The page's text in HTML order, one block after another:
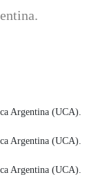
Argentina (UCA).
Argentina (UCA).
Argentina (UCA).